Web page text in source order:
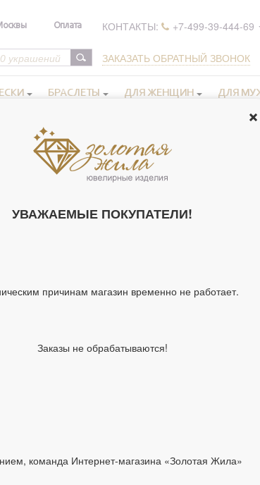
Оплата КОНТАКТЫ: +7-499-39-444-69
ЗАКАЗАТЬ ОБРАТНЫЙ ЗВОНОК
БРАСЛЕТЫ ДЛЯ ЖЕНЩИН ДЛЯ
окладе
ИКОНА
КНЯЗЬ", В
АРТ.172020
Высота киота,
Дополнительно
УВАЖАЕМЫЕ ПОКУПАТЕЛИ!
причинам магазин временно не работает.
Заказы не обрабатываются!
команда Интернет-магазина «Золотая Жила»